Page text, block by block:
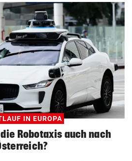
IN EUROPA
Robotaxis auch nach